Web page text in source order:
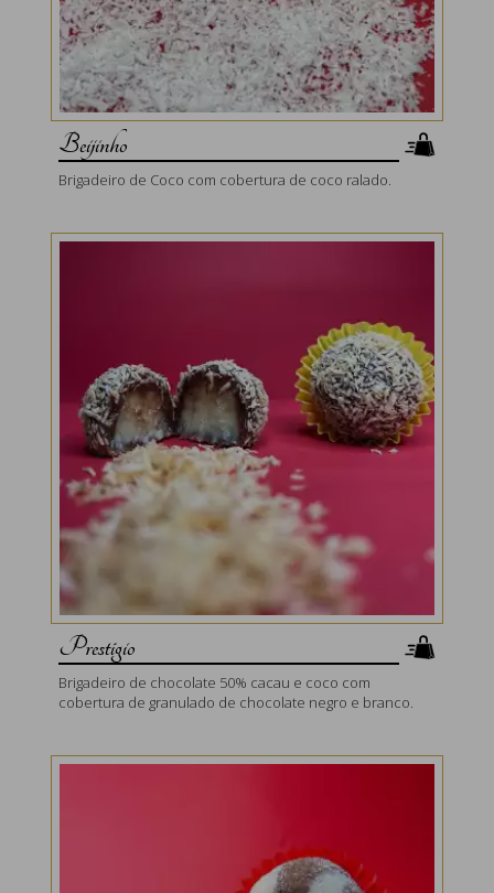
Beijinho
Brigadeiro de Coco com cobertura de coco ralado.
Prestígio
Brigadeiro de chocolate 50% cacau e coco com
cobertura de granulado de chocolate negro e branco.